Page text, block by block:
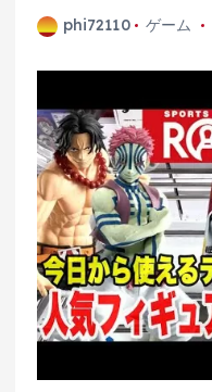
phi72110 ゲーム